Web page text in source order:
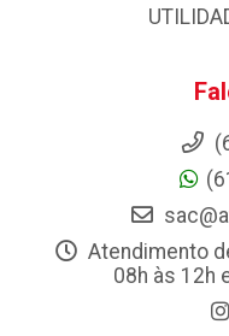
Atendimento
08h às 12h